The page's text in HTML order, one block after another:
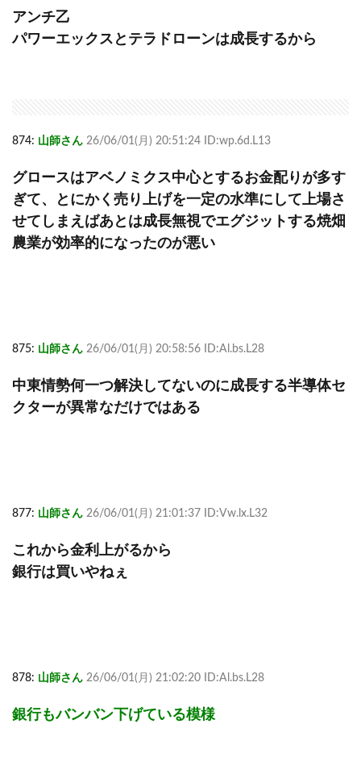
アンチ乙
パワーエックスとテラドローンは成長するから
874: 山師さん 26/06/01(月) 20:51:24 ID:wp.6d.L13
グロースはアベノミクス中心とするお金配りが多す
ぎて、とにかく売り上げを一定の水準にして上場さ
せてしまえばあとは成長無視でエグジットする焼畑
農業が効率的になったのが悪い
875: 山師さん 26/06/01(月) 20:58:56 ID:Al.bs.L28
中東情勢何一つ解決してないのに成長する半導体セ
クターが異常なだけではある
877: 山師さん 26/06/01(月) 21:01:37 ID:Vw.lx.L32
これから金利上がるから
銀行は買いやねぇ
878: 山師さん 26/06/01(月) 21:02:20 ID:Al.bs.L28
銀行もバンバン下げている模様